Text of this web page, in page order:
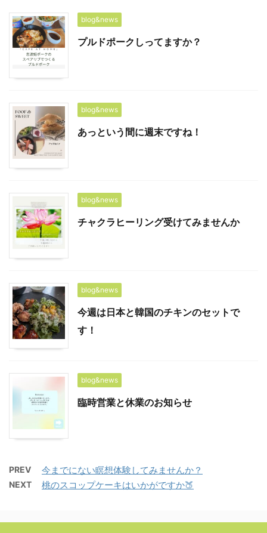
blog&news
プルドポークしってますか？
blog&news
あっという間に週末ですね！
blog&news
チャクラヒーリング受けてみませんか
blog&news
今週は日本と韓国のチキンのセットで
す！
blog&news
臨時営業と休業のお知らせ
PREV 今までにない瞑想体験してみませんか？
NEXT 桃のスコップケーキはいかがですか🍑